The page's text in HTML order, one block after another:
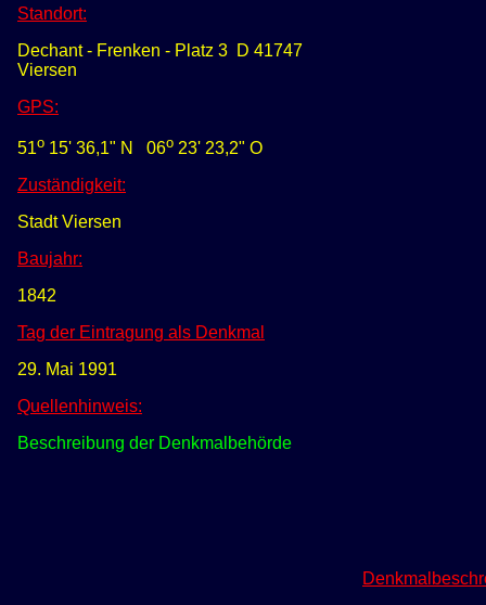
Standort:
Dechant - Frenken - Platz 3 D 41747
Viersen
GPS:
51o 15' 36,1" N 06o 23' 23,2" O
Zuständigkeit:
Stadt Viersen
Baujahr:
1842
Tag der Eintragung als Denkmal
29. Mai 1991
Quellenhinweis:
Beschreibung der Denkmalbehörde